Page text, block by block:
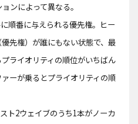
ンによって異なる。
順番に与えられる優先権。ヒー
先権）が誰にもない状態で、最
ライオリティの順位がいちばん
ーが乗るとプライオリティの順
ト2ウェイブのうち1本がノーカ